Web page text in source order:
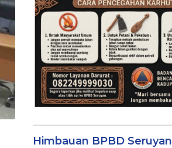
Himbauan BPBD Seruyan